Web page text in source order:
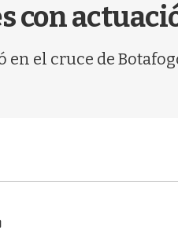
con
el cruce de